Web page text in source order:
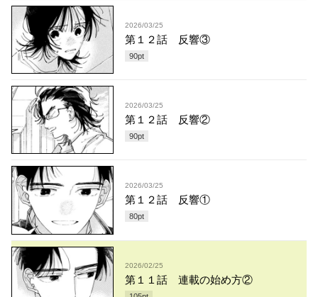
2026/03/25
第１２話 反響③
90pt
2026/03/25
第１２話 反響②
90pt
2026/03/25
第１２話 反響①
80pt
2026/02/25
第１１話 連載の始め方②